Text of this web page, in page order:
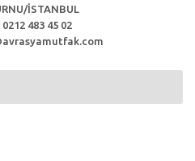
İSTANBUL
483 45 02